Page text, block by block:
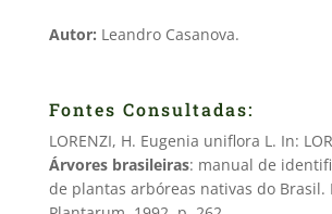
Autor: Leandro Casanova.
Fontes Consultadas:
LORENZI, H. Eugenia uniflora L. In:
Árvores brasileiras: manual de
de plantas arbóreas nativas do Brasil.